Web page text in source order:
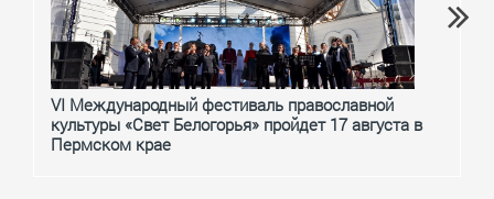
VI Международный фестиваль православной
культуры «Свет Белогорья» пройдет 17 августа в
Пермском крае